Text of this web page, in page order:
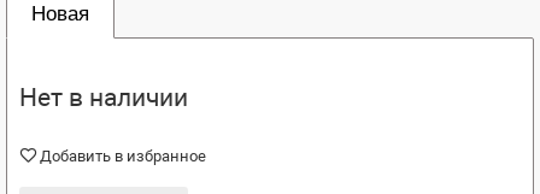
Новая
Нет в наличии
Добавить в избранное